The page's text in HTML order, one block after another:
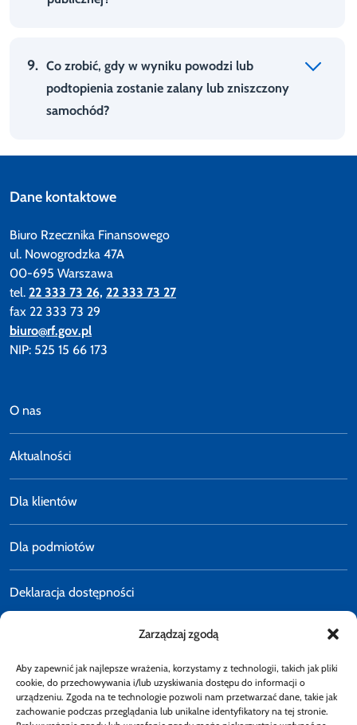
Zarządzaj zgodą
Aby zapewnić jak najlepsze wrażenia, korzystamy z technologii, takich jak pliki
cookie, do przechowywania i/lub uzyskiwania dostępu do informacji o
urządzeniu. Zgoda na te technologie pozwoli nam przetwarzać dane, takie jak
zachowanie podczas przeglądania lub unikalne identyfikatory na tej stronie.
9. Co zrobić, gdy w wyniku powodzi lub
podtopienia zostanie zalany lub zniszczony
samochód?
Dane kontaktowe
Biuro Rzecznika Finansowego
ul. Nowogrodzka 47A
00-695 Warszawa
tel. 22 333 73 26, 22 333 73 27
fax 22 333 73 29
biuro@rf.gov.pl
NIP: 525 15 66 173
O nas
Aktualności
Dla klientów
Dla podmiotów
Deklaracja dostępności
E-faktury